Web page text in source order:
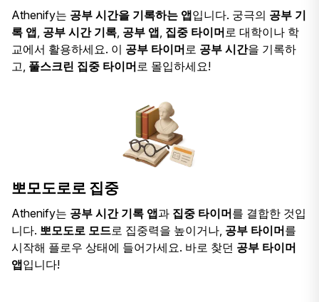
Athenify는 공부 시간을 기록하는 앱입니다. 궁극의 공부 기
록 앱, 공부 시간 기록, 공부 앱, 집중 타이머로 대학이나 학
교에서 활용하세요. 이 공부 타이머로 공부 시간을 기록하
고, 풀스크린 집중 타이머로 몰입하세요!
뽀모도로로 집중
Athenify는 공부 시간 기록 앱과 집중 타이머를 결합한 것입
니다. 뽀모도로 모드로 집중력을 높이거나, 공부 타이머를
시작해 플로우 상태에 들어가세요. 바로 찾던 공부 타이머
앱입니다!